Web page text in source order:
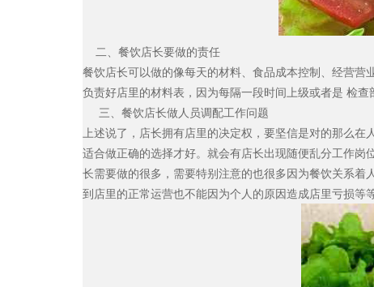
二、餐饮店长要做的责任
餐饮店长可以做的像每天的材料、食品成本控制、经营
负责好店里的材料表，因为每隔一段时间上级或者是 检查
三、餐饮店长做人员调配工作问题
上述说了，店长拥有店里的决定权，要坚信是对的那么
适合做正确的选择才好。就会有店长出现随便乱分工作
长需要做的很多，需要特别注意的也很多因为餐饮关系
到店里的正常运营也不能因为个人的原因造成店里亏损等